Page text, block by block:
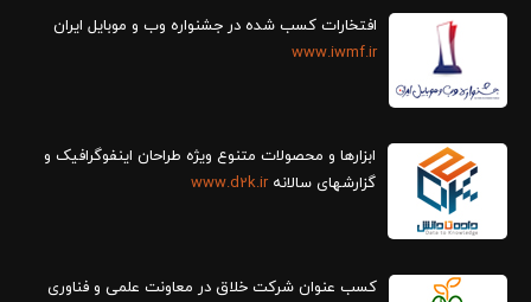
افتخارات کسب شده در جشنواره وب و موبایل ایران
www.iwmf.ir
ابزارها و محصولات متنوع ویژه طراحان اینفوگرافیک و
گزارش‎های سالانه
www.d2k.ir
کسب عنوان شرکت خلاق در معاونت علمی و فناوری